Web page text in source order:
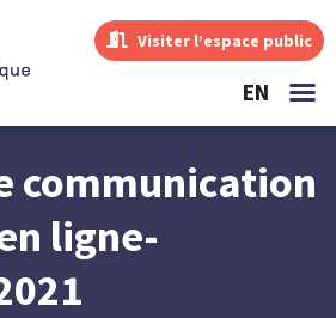
Visiter l’espace public
EN
communication
ligne-